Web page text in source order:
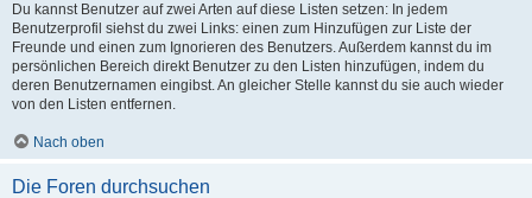
Du kannst Benutzer auf zwei Arten auf diese Listen setzen: In jedem
Benutzerprofil siehst du zwei Links: einen zum Hinzufügen zur Liste der
Freunde und einen zum Ignorieren des Benutzers. Außerdem kannst du im
persönlichen Bereich direkt Benutzer zu den Listen hinzufügen, indem du
deren Benutzernamen eingibst. An gleicher Stelle kannst du sie auch wieder
von den Listen entfernen.
Nach oben
Die Foren durchsuchen